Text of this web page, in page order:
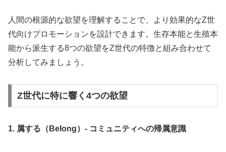
人間の根源的な欲望を理解することで、より効果的なZ世
代向けプロモーションを設計できます。生存本能と生殖本
能から派生する8つの欲望をZ世代の特徴と組み合わせて
分析してみましょう。
Z世代に特に響く4つの欲望
1. 属する（Belong）- コミュニティへの帰属意識